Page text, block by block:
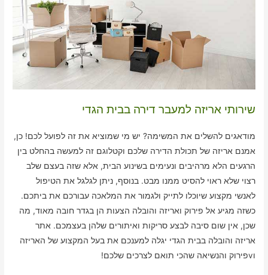
שירותי אריזה למעבר דירה בבית הגדי
מודאגים להשלים את המשימה? יש מי שמוציא את זה לפועל לכם! כן,
אמנם אריזה של תכולת הדירה שלכם וקטלוגם זה למעשה בהחלט בין
הרגעים הלא מרהיבים ונעימים בשינוע הבית, אלא שזה בעצם שלב
רצוי שלא ראוי להסיט ממנו מבט. בנוסף, ניתן לגלגל את הטיפול
לאנשי מקצוע שיוכלו לתייק ולגמור את המלאכה עבורכם את ביתכם.
כשזה מגיע אל פירוק ואריזה והובלה הצעות הן בגדר חובה מאוד, מה
שכן, אין שום סיבה לבצע סריקות ואיתורים שלהן בעצמכם. אתר
אריזה והובלה בבית הגדי יגלה למענכם את בעל המקצוע של האריזה
וvפירוק והנשיאה שהכי תואם לצרכים שלכם!